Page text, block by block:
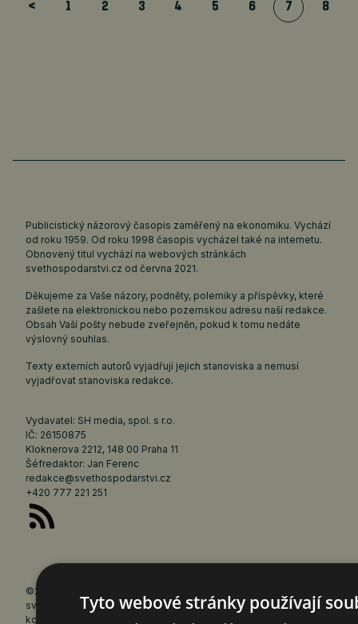
< 1 2 3 4 5 6 7 8
Publicistický názorový časopis zaměřený na ekonomiku. Vychází
od roku 1959. Od roku 1998 časopis vycházel také na internetu.
Obnovený titul vychází na webových stránkách
svethospodarstvi.cz od června 2021.
Děkujeme za Vaše názory, podněty, polemiky a příspěvky, které
zašlete na elektronickou nebo pozemskou adresu naší redakce.
Obsah Vaší pošty nebude zveřejněn, pokud k tomu nedáte
výslovný souhlas.
Texty externích autorů vyjadřují jejich stanoviska a nemusí
vyjadřovat stanoviska redakce.
Vydavatel: SH media, spol. s r.o.
IČ: 26150875
Kloknerova 2212, 148 00 Praha 11
Šéfredaktor: Jan Ferenc
redakce@svethospodarstvi.cz
+420 777 221 251
©2026 Články a fotografie uveřejněné na webu
svethospodarstvi.cz jsou chráněny autorským právem. Jejich
kopírování a šíření bez vědomí vydavatele je trestné. Fotografie
Tyto webové stránky používají